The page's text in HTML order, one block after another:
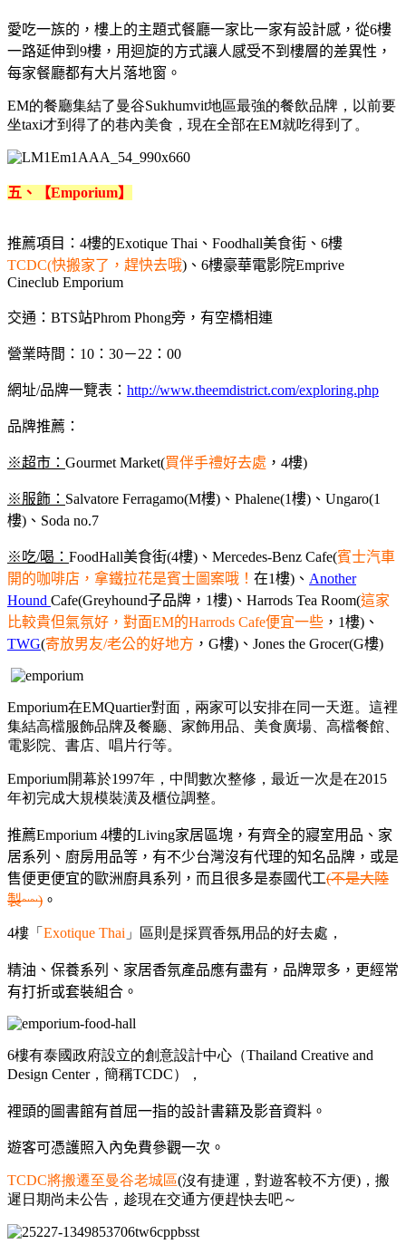
愛吃一族的，樓上的主題式餐廳一家比一家有設計感，從6樓
一路延伸到9樓，用迴旋的方式讓人感受不到樓層的差異性，
每家餐廳都有大片落地窗。
EM的餐廳集結了曼谷Sukhumvit地區最強的餐飲品牌，以前要
坐taxi才到得了的巷內美食，現在全部在EM就吃得到了。
五、【Emporium】
推薦項目：4樓的Exotique Thai、Foodhall美食街、6樓
TCDC(快搬家了，趕快去哦)、6樓豪華電影院Emprive
Cineclub Emporium
交通：BTS站Phrom Phong旁，有空橋相連
營業時間：10：30－22：00
網址/品牌一覽表： http://www.theemdistrict.com/exploring.php
品牌推薦：
※超市： Gourmet Market(買伴手禮好去處 ，4樓)
※服飾： Salvatore Ferragamo(M樓)、Phalene(1樓)、Ungaro(1
樓)、Soda no.7
※ 吃/喝： FoodHall美食街(4樓)、Mercedes-Benz Cafe(賓士汽車
開的咖啡店，拿鐵拉花是賓士圖案哦！ 在1樓)、 Another
Hound Cafe(Greyhound子品牌，1樓)、Harrods Tea Room(這家
比較貴但氣氛好，對面EM的Harrods Cafe便宜一些 ，1樓)、
TWG(寄放男友/老公的好地方 ，G樓)、Jones the Grocer(G樓)
Emporium在EMQuartier對面，兩家可以安排在同一天逛。這裡
集結高檔服飾品牌及餐廳、家飾用品、美食廣場、高檔餐館、
電影院、書店、唱片行等。
Emporium開幕於1997年，中間數次整修，最近一次是在2015
年初完成大規模裝潢及櫃位調整。
推薦Emporium 4樓的Living家居區塊，有齊全的寢室用品、家
居系列、廚房用品等，有不少台灣沒有代理的知名品牌，或是
售便更便宜的歐洲廚具系列，而且很多是泰國代工(不是大陸
製~~) 。
4樓「 Exotique Thai 」區則是採買香氛用品的好去處，
精油、保養系列、家居香氛產品應有盡有，品牌眾多，更經常
有打折或套裝組合。
6樓有泰國政府設立的創意設計中心（Thailand Creative and
Design Center，簡稱TCDC），
裡頭的圖書館有首屈一指的設計書籍及影音資料。
遊客可憑護照入內免費參觀一次。
TCDC將搬遷至曼谷老城區(沒有捷運，對遊客較不方便)，搬
遲日期尚未公告，趁現在交通方便趕快去吧～